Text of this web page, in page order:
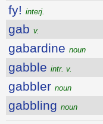
fy! interj.
gab v.
gabardine noun
gabble intr. v.
gabbler noun
gabbling noun